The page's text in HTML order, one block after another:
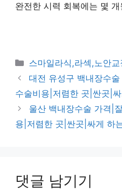
완전한 시력 회복에는 몇
카
테
리
스마일라식,라섹,노안
대전 유성구 백내장수
수술비용|저렴한 곳|싼곳|
울산 백내장수술 가격|
용|저렴한 곳|싼곳|싸게 하
댓글 남기기